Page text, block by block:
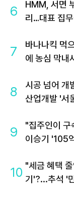
6
HMM, 서면
리…대표 집
7
바나나킥 먹
에 농심 막내
8
시공 넘어 개
산업개발 '서
9
"집주인이
이승기 '105
10 "세금 혜택
기'?...추석 '